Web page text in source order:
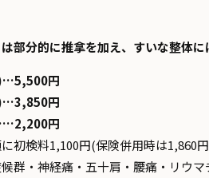
部分的に推拿を加え、すいな整体に
円
円
円
初検料1,100円(保険併用時は1,860円
群・神経痛・五十肩・腰痛・リウ